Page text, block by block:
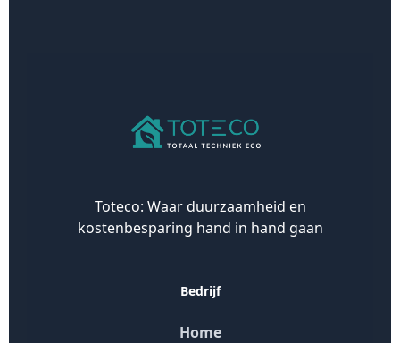
Toteco: Waar duurzaamheid en
kostenbesparing hand in hand gaan
Bedrijf
Home